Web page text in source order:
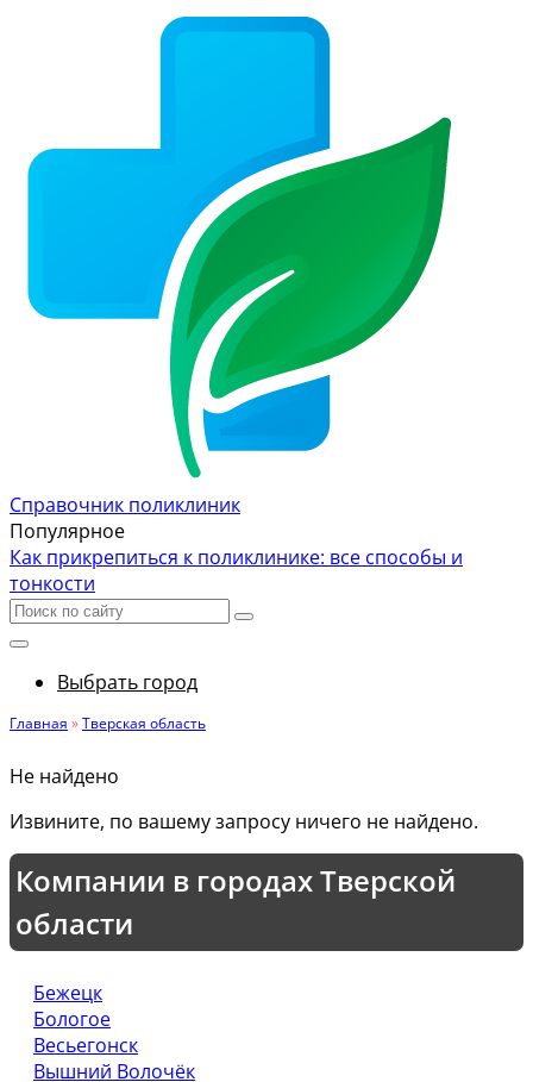
Справочник поликлиник
Популярное
Как прикрепиться к поликлинике: все способы и
тонкости
Выбрать город
Главная »Тверская область
Не найдено
Извините, по вашему запросу ничего не найдено.
Компании в городах Тверской
области
Бежецк
Бологое
Весьегонск
Вышний Волочёк